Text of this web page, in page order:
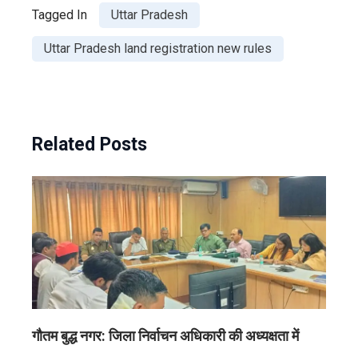
Tagged In Uttar Pradesh
Uttar Pradesh land registration new rules
Related Posts
गौतम बुद्ध नगर: जिला निर्वाचन अधिकारी की अध्यक्षता में